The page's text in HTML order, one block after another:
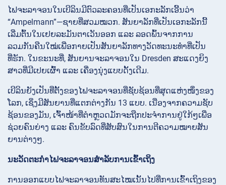
ໄຟຈະລາຈອນໃນເບີລິນມີຕົວລະຄອນທີ່ເປັນເອກະລັກເອີ້ນວ່າ
“Ampelmann”—ຊາຍທີ່ສວມໝວກ. ສັນຍາລັກທີ່ເປັນເອກະລັກນີ້
ເລີ່ມຕົ້ນໃນເຢຍລະມັນຕາເວັນອອກ ແລະ ລອດພົ້ນຈາກການ
ລວມກັນຄືນໃໝ່ເພື່ອກາຍເປັນສັນຍາລັກທາງວັດທະນະທຳທີ່ເປັນ
ທີ່ຮັກ. ໃນຂະນະທີ່, ສັນຍານຈະລາຈອນໃນ Dresden ສະແດງຍິງ
ສາວທີ່ມີເປຍເຜົ້າ ແລະ ເຄື່ອງນຸ່ງແບບດັ້ງເດີມ.
ເບີລິນຍັງເປັນທີ່ຕັ້ງຂອງໄຟຈະລາຈອນທີ່ຊັບຊ້ອນທີ່ສຸດແຫ່ງໜຶ່ງຂອງ
ໂລກ, ເຊິ່ງມີສັນຍານທີ່ແຕກຕ່າງກັນ 13 ແບບ. ເນື່ອງຈາກຄວາມຊັບ
ຊ້ອນຂອງມັນ, ເຈົ້າໜ້າທີ່ຕຳຫຼວດມັກຈະຖືກປະຈຳການຢູ່ໃກ້ໆເພື່ອ
ຊ່ວຍຄົນຍ່າງ ແລະ ຄົນຂັບລົດທີ່ສັບສົນໃນການຕີຄວາມໝາຍສັນ
ຍານຕ່າງໆ.
ນະວັດຕະກຳໄຟຈະລາຈອນສຳລັບການເຂົ້າເຖິງ
ການອອກແບບໄຟຈະລາຈອນທັນສະໄໝເນັ້ນໄປທີ່ການເຂົ້າເຖິງຂອງ